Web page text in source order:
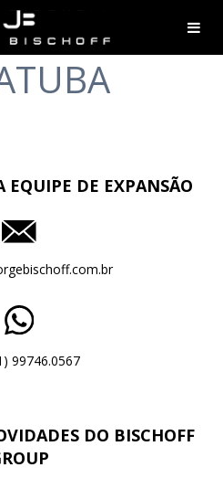
EQUIPE DE EXPANSÃO
99746.0567
DO BISCHOFF